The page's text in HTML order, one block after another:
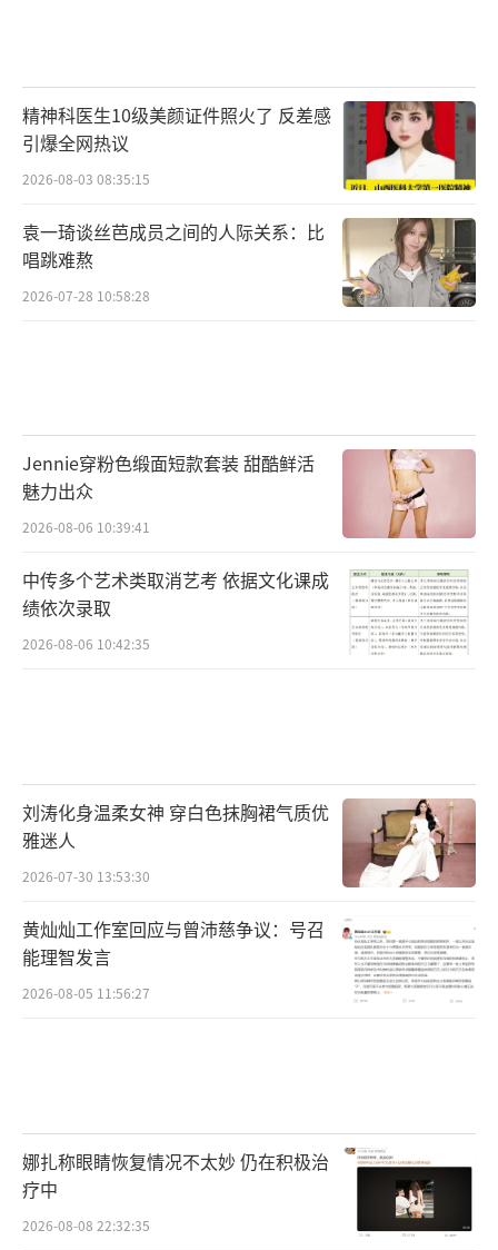
精神科医生10级美颜证件照火了 反差感
引爆全网热议
2026-08-03 08:35:15
袁一琦谈丝芭成员之间的人际关系：比
唱跳难熬
2026-07-28 10:58:28
Jennie穿粉色缎面短款套装 甜酷鲜活
魅力出众
2026-08-06 10:39:41
中传多个艺术类取消艺考 依据文化课成
绩依次录取
2026-08-06 10:42:35
刘涛化身温柔女神 穿白色抹胸裙气质优
雅迷人
2026-07-30 13:53:30
黄灿灿工作室回应与曾沛慈争议：号召
能理智发言
2026-08-05 11:56:27
娜扎称眼睛恢复情况不太妙 仍在积极治
疗中
2026-08-08 22:32:35